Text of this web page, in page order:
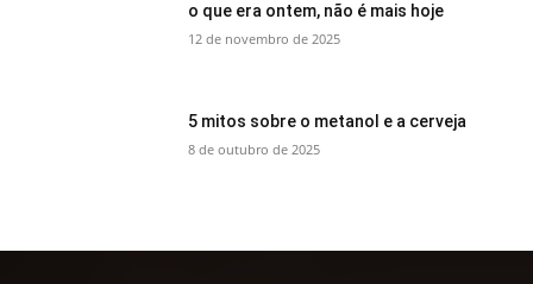
o que era ontem, não é mais hoje
12 de novembro de 2025
5 mitos sobre o metanol e a cerveja
8 de outubro de 2025